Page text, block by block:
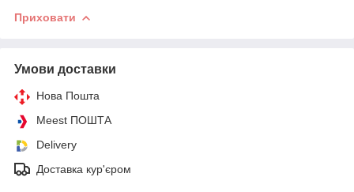
Приховати
Умови доставки
Нова Пошта
Meest ПОШТА
Delivery
Доставка кур'єром